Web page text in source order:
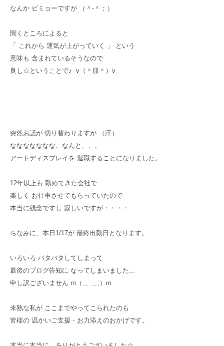
なんか ビミョーですが （＾-＾；）
聞くところによると
「 これから 運気が上がっていく 」 という
意味も 含まれているそうなので
良し☆ということで♪ v（＾皿＾）v
突然お話が 切り替わりますが （汗）
ななななななな、なんと、、、
アートディスプレイを 退職することになりました。
12年以上も 勤めてきた会社で
楽しく お仕事させてもらっていたので
本当に残念ですし 寂しいですが・・・・
ちなみに、本日1/17が 最終出勤日となります。
いろいろ バタバタしてしまって
最後のブログ告知に なってしまいました...
申し訳ございません m（＿ ＿;）m
未熟な私が ここまでやってこられたのも
皆様の 温かいご支援・お力添えのおかげです。